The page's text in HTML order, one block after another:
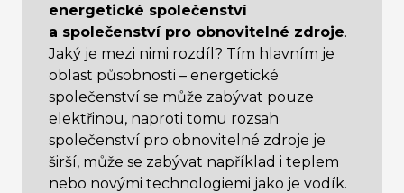
energetické společenství
a společenství pro obnovitelné zdroje.
Jaký je mezi nimi rozdíl? Tím hlavním je
oblast působnosti – energetické
společenství se může zabývat pouze
elektřinou, naproti tomu rozsah
společenství pro obnovitelné zdroje je
širší, může se zabývat například i teplem
nebo novými technologiemi jako je vodík.